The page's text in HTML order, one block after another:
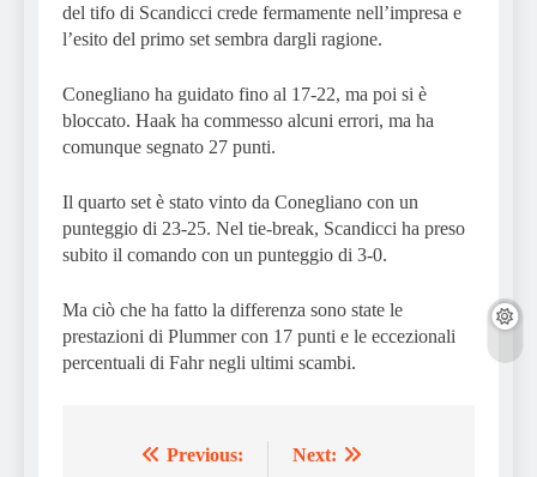
del tifo di Scandicci crede fermamente nell’impresa e
l’esito del primo set sembra dargli ragione.
Conegliano ha guidato fino al 17-22, ma poi si è
bloccato. Haak ha commesso alcuni errori, ma ha
comunque segnato 27 punti.
Il quarto set è stato vinto da Conegliano con un
punteggio di 23-25. Nel tie-break, Scandicci ha preso
subito il comando con un punteggio di 3-0.
Ma ciò che ha fatto la differenza sono state le
prestazioni di Plummer con 17 punti e le eccezionali
percentuali di Fahr negli ultimi scambi.
Previous: Next: